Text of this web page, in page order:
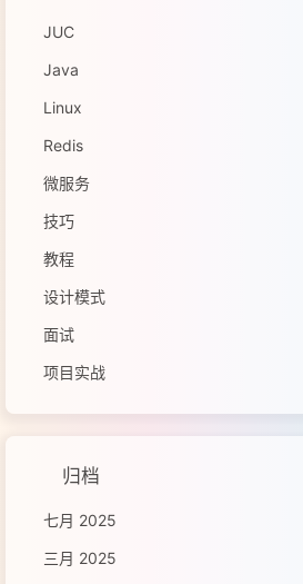
JUC
Java
Linux
Redis
微服务
技巧
教程
设计模式
面试
项目实战
归档
七月 2025
三月 2025